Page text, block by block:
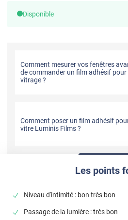
Disponible
Comment mesurer vos fenêtres
de commander un film adhésif pour
vitrage ?
Comment poser un film adhésif
vitre Luminis Films ?
Les points
Niveau d'intimité : bon très bon
Passage de la lumière : très bon